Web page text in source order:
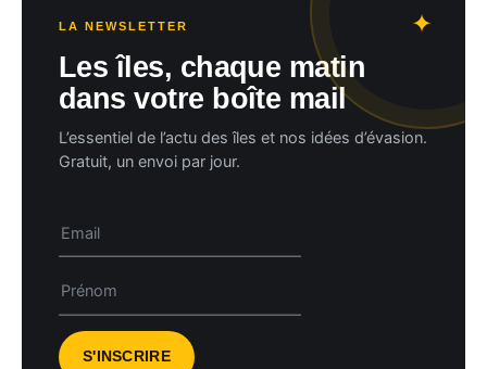
LA NEWSLETTER
Les îles, chaque matin
dans votre boîte mail
L’essentiel de l’actu des îles et nos idées d’évasion.
Gratuit, un envoi par jour.